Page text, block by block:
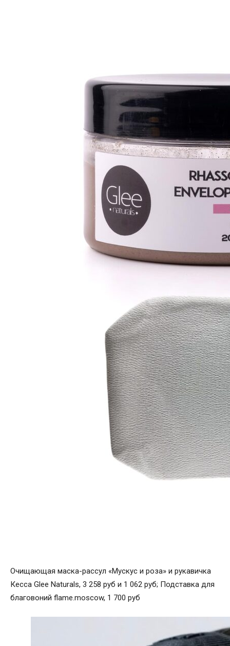
Очищающая маска-рассул «Мускус и роза» и рукавичка
Кесса Glee Naturals, 3 258 руб и 1 062 руб; Подставка для
благовоний flame.moscow, 1 700 руб